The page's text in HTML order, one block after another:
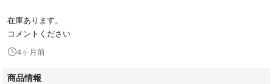
在庫あります。
コメントください
4ヶ月前
商品情報